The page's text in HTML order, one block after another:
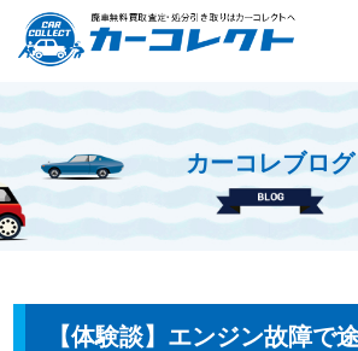
カーコレブログ
ホーム カーコレブログ
【体験談】エ
ていた私を救った無料買取サ
【体験談】エンジン故障で